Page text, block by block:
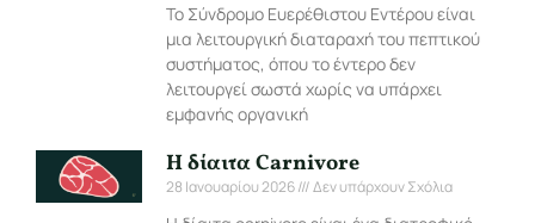
Το Σύνδρομο Ευερέθιστου Εντέρου είναι
μια λειτουργική διαταραχή του πεπτικού
συστήματος, όπου το έντερο δεν
λειτουργεί σωστά χωρίς να υπάρχει
εμφανής οργανική
Η δίαιτα Carnivore
28 Ιανουαρίου 2026 Δεν υπάρχουν Σχόλια